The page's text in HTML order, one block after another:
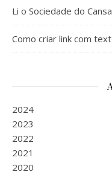
Li o Sociedade do
Como criar link com
2024
2023
2022
2021
2020